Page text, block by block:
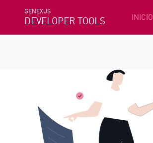
GENEXUS
DEVELOPER TOOLS INICIO